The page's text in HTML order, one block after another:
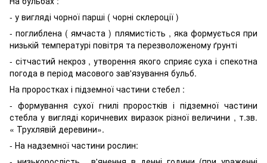
- у вигляді чорної парші ( чорні склероції )
- поглиблена ( ямчаста ) плямистість , яка формується при
низькій температурі повітря та перезволоженому ґрунті
- сітчастий некроз , утворення якого сприяє суха і спекотна
погода в період масового зав'язування бульб.
На проростках і підземної частини стебел :
- формування сухої гнилі проростків і підземної частини
стебла у вигляді коричневих виразок різної величини , т.зв.
« Трухлявій деревини».
- На надземної частини рослин: